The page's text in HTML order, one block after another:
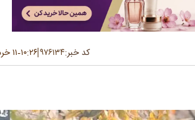
کد خبر:۹۷۶۱۳۴۱۰:۲۶-۱۱ خرداد ۱۴۰۵